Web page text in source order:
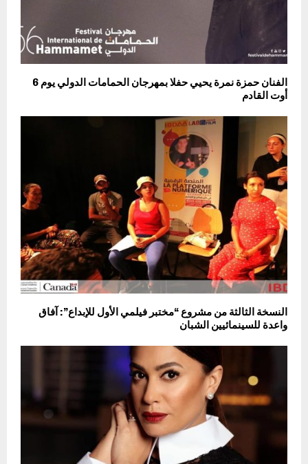
الفنان حمزة نمرة يحيي حفلا بمهرجان الحمامات الدولي يوم 6
أوت القادم
النسخة الثالثة من مشروع “مختبر فيلمي الأول للإبداع”: آفاق
واعدة للسينمائيين الشبان